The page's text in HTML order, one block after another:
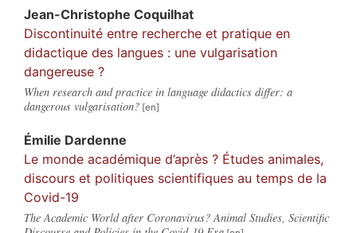
Jean-Christophe Coquilhat
Discontinuité entre recherche et pratique en
didactique des langues : une vulgarisation
dangereuse ?
When research and practice in language didactics differ: a
dangerous vulgarisation?
Émilie Dardenne
Le monde académique d’après ? Études animales,
discours et politiques scientifiques au temps de la
Covid-19
The Academic World after Coronavirus? Animal Studies, Scientific